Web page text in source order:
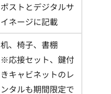
ポストとデジタルサ
イネージに記載
机、椅子、書棚
※応接セット、鍵付
きキャビネットのレ
ンタルも期間限定で